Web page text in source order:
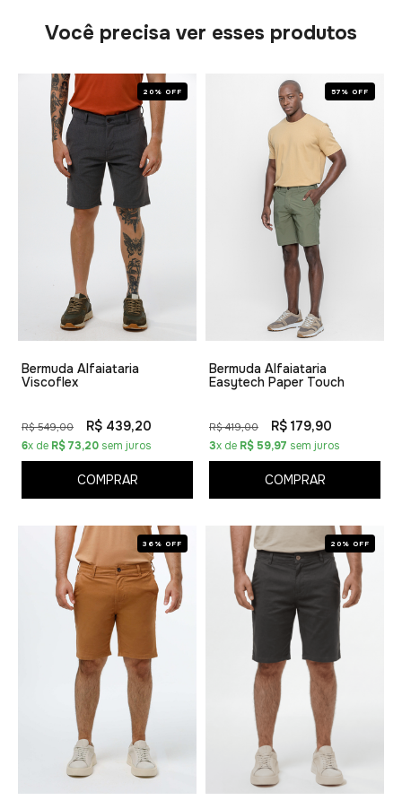
Você precisa ver esses produtos
20% OFF
Bermuda Alfaiataria
Viscoflex
R$ 549,00 R$ 439,20
6x de R$ 73,20 sem juros
COMPRAR
57% OFF
Bermuda Alfaiataria
Easytech Paper Touch
R$ 419,00 R$ 179,90
3x de R$ 59,97 sem juros
COMPRAR
36% OFF 20% OFF